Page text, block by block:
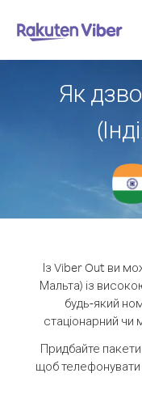
Як
Із Viber Out ви
Мальта) із
будь-який
стаціонарний чи
Придбайте
щоб